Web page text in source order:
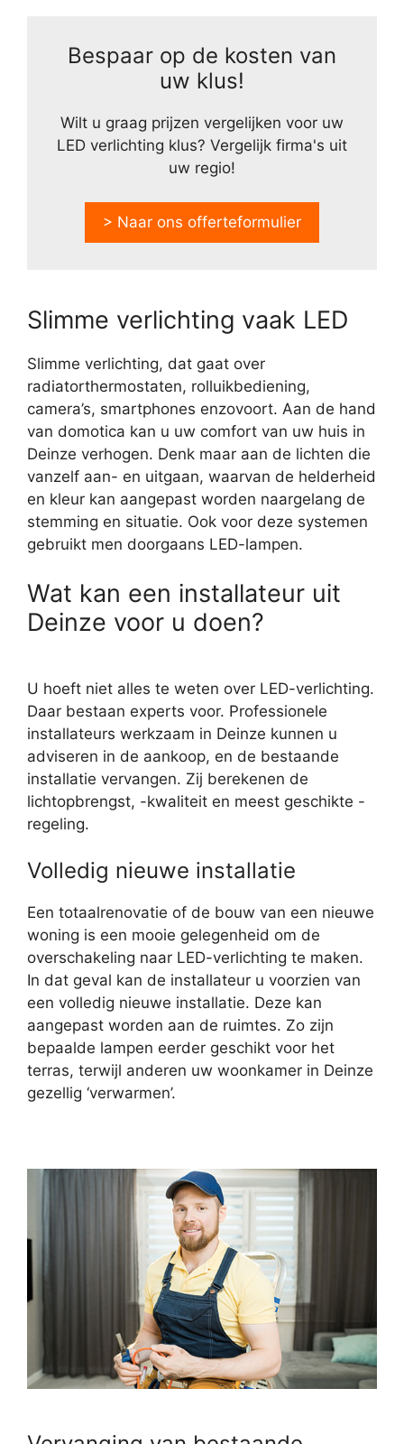
Bespaar op de kosten van
uw klus!
Wilt u graag prijzen vergelijken voor uw
LED verlichting klus? Vergelijk firma's uit
uw regio!
> Naar ons offerteformulier
Slimme verlichting vaak LED
Slimme verlichting, dat gaat over
radiatorthermostaten, rolluikbediening,
camera’s, smartphones enzovoort. Aan de hand
van domotica kan u uw comfort van uw huis in
Deinze verhogen. Denk maar aan de lichten die
vanzelf aan- en uitgaan, waarvan de helderheid
en kleur kan aangepast worden naargelang de
stemming en situatie. Ook voor deze systemen
gebruikt men doorgaans LED-lampen.
Wat kan een installateur uit
Deinze voor u doen?
U hoeft niet alles te weten over LED-verlichting.
Daar bestaan experts voor. Professionele
installateurs werkzaam in Deinze kunnen u
adviseren in de aankoop, en de bestaande
installatie vervangen. Zij berekenen de
lichtopbrengst, -kwaliteit en meest geschikte -
regeling.
Volledig nieuwe installatie
Een totaalrenovatie of de bouw van een nieuwe
woning is een mooie gelegenheid om de
overschakeling naar LED-verlichting te maken.
In dat geval kan de installateur u voorzien van
een volledig nieuwe installatie. Deze kan
aangepast worden aan de ruimtes. Zo zijn
bepaalde lampen eerder geschikt voor het
terras, terwijl anderen uw woonkamer in Deinze
gezellig ‘verwarmen’.